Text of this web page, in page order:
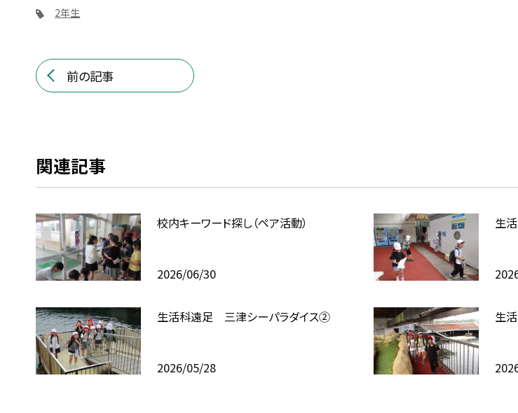
2年生
前の記事
関連記事
校内キーワード探し（ペア活動）
2026/06/30
生
生活科遠足 三津シーパラダイス②
2026/05/28
生